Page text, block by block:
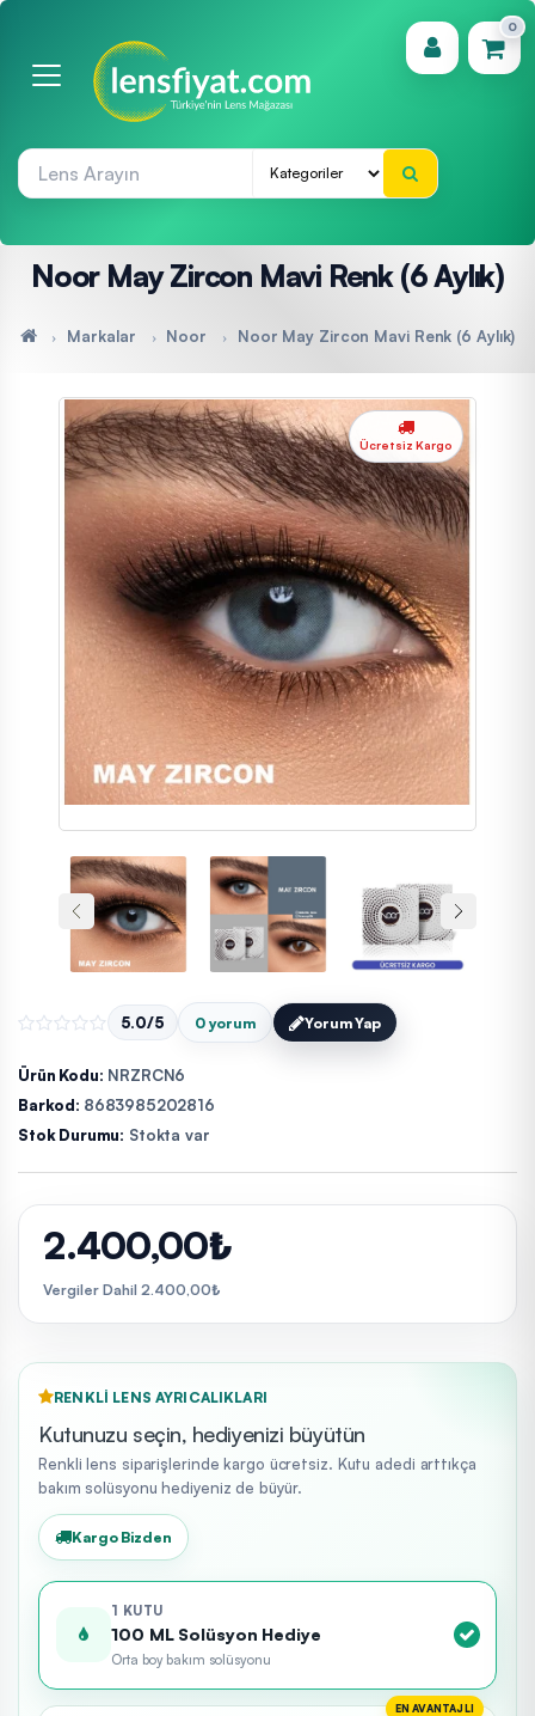
0
(0)
Noor May Zircon Mavi Renk (6 Aylık)
Markalar Noor Noor May Zircon Mavi Renk (6 Aylık)
Ücretsiz Kargo
5.0/5 0 yorum Yorum Yap
Ürün Kodu: NRZRCN6
Barkod: 8683985202816
Stok Durumu: Stokta var
2.400,00₺
Vergiler Dahil 2.400,00₺
RENKLI LENS AYRICALIKLARI
Kutunuzu seçin, hediyenizi büyütün
Renkli lens siparişlerinde kargo ücretsiz. Kutu adedi arttıkça
bakım solüsyonu hediyeniz de büyür.
Kargo Bizden
1 KUTU
100 ML Solüsyon Hediye
Orta boy bakım solüsyonu
EN AVANTAJLI